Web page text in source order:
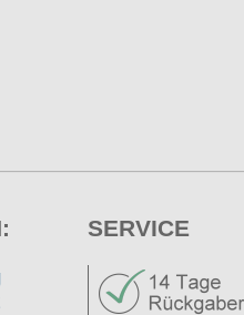
SERVICE